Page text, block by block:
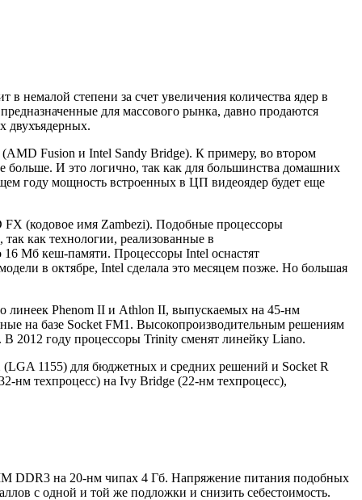
немалой степени за счет увеличения количества ядер в
для массового рынка, давно продаются
двухъядерных.
Fusion и Intel Sandy Bridge). К примеру, во втором
больше. И это логично, так как для большинства домашних
году мощность встроенных в ЦП видеоядер будет еще
(кодовое имя Zambezi). Подобные процессоры
как технологии, реализованные в
16 Мб кеш-памяти. Процессоры Intel оснастят
в октябре, Intel сделала это месяцем позже. Но большая
линеек Phenom II и Athlon II, выпускаемых на 45-нм
на базе Socket FM1. Высокопроизводительным решениям
2012 году процессоры Trinity сменят линейку Liano.
1155) для бюджетных и средних решений и Socket R
нм техпроцесс) на Ivy Bridge (22-нм техпроцесс),
DDR3 на 20-нм чипах 4 Гб. Напряжение питания подобных
с одной и той же подложки и снизить себестоимость.